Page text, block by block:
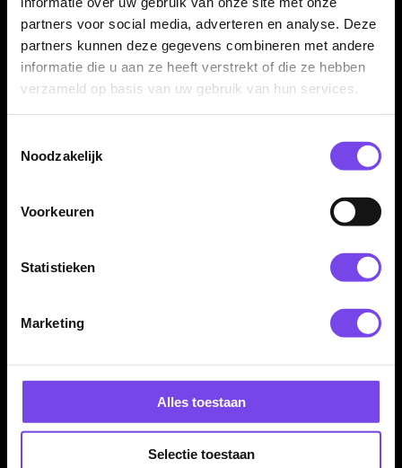
partners voor social media, adverteren en analyse. Deze
partners kunnen deze gegevens combineren met andere
informatie die u aan ze heeft verstrekt of die ze hebben
verzameld op basis van uw gebruik van hun services.
Noodzakelijk
Voorkeuren
Statistieken
Marketing
Alles toestaan
Selectie toestaan
Kenmerken van de Bull's Germany B Grip 2 SL Shafts Pink
Originele Bull's Germany B Grip 2 SL dart shafts
✓ Roze uitvoering
Shaft Merk:Bull's Germany
Dart shafts
Serie:Bull's Germany B Grip 2 SL
Steeltip en softtip dartpijlen